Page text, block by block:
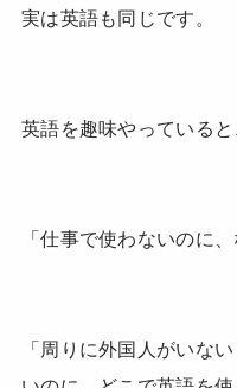
実は英語も同じです。
英語を趣味やっている
「仕事で使わないのに
「周りに外国人がいな